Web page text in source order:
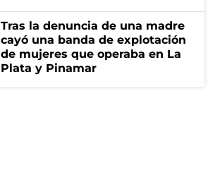
Tras la denuncia de una madre
cayó una banda de explotación
de mujeres que operaba en La
Plata y Pinamar